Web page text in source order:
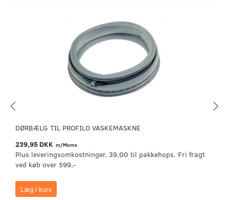
DØRBÆLG TIL PROFILO VASKEMASKNE
239,95 DKK m/Moms
Plus leveringsomkostninger. 39,00 til pakkehops. Fri fragt
ved køb over 599,-
Læg i kurv